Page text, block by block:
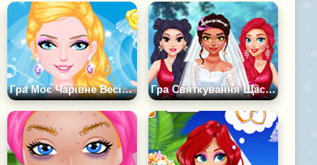
Гра Моє Чарівне Весілля Гра Святкування Щасливого Весілля Мії